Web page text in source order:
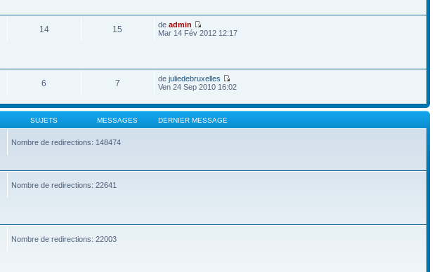
14 15 deadmin
Mar 14 Fév 2012 12:17
6 7 dejuliedebruxelles
Ven 24 Sep 2010 16:02
SUJETS MESSAGES DERNIER MESSAGE
Nombre de redirections: 148474
Nombre de redirections: 22641
Nombre de redirections: 22003